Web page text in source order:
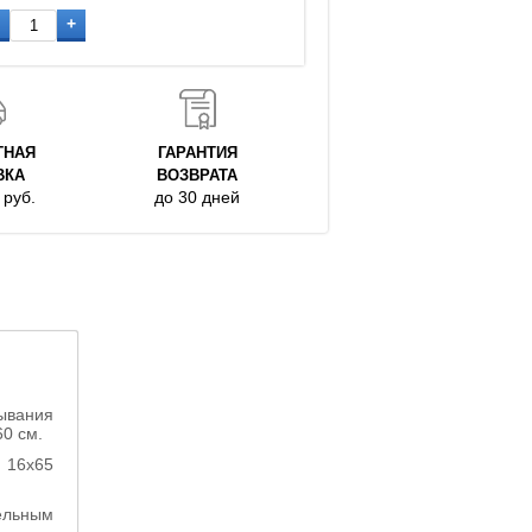
+
руб.
ГАРАНТИЯ
ВОЗВРАТА
до 30 дней
см.